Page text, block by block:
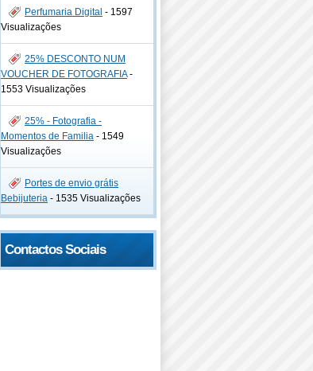
Perfumaria Digital - 1597
Visualizações
25% DESCONTO NUM
VOUCHER DE FOTOGRAFIA-
1553 Visualizações
25% - Fotografia -
Momentos de Familia - 1549
Visualizações
Portes de envio grátis
Bebijuteria - 1535 Visualizações
Contactos Sociais